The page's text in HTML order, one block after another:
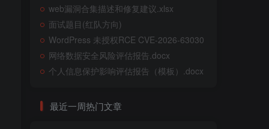
web漏洞合集描述和修复建议.xlsx
面试题目(红队方向)
WordPress 未授权RCE CVE-2026-63030
网络数据安全风险评估报告.docx
个人信息保护影响评估报告（模板）.docx
最近一周热门文章